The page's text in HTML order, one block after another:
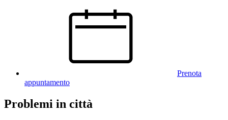
Prenota
appuntamento
Problemi in città